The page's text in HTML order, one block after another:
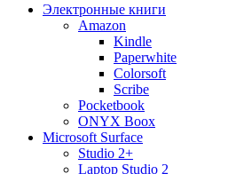
Электронные книги
Amazon
Kindle
Paperwhite
Colorsoft
Scribe
Pocketbook
ONYX Boox
Microsoft Surface
Studio 2+
Laptop Studio 2